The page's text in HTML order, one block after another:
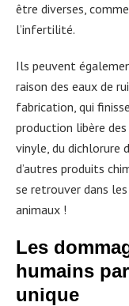
être diverses,
l’infertilité.
Ils peuvent
raison des eaux de
fabrication, qui
production libère
vinyle, du dichlorure
d’autres produits
se retrouver dans
animaux !
Les
humains
unique